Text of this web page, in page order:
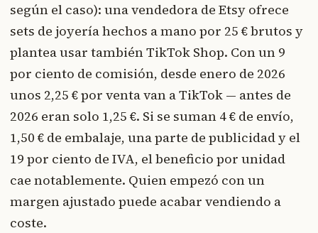
según el caso): una vendedora de Etsy ofrece
sets de joyería hechos a mano por 25 € brutos y
plantea usar también TikTok Shop. Con un 9
por ciento de comisión, desde enero de 2026
unos 2,25 € por venta van a TikTok — antes de
2026 eran solo 1,25 €. Si se suman 4 € de envío,
1,50 € de embalaje, una parte de publicidad y el
19 por ciento de IVA, el beneficio por unidad
cae notablemente. Quien empezó con un
margen ajustado puede acabar vendiendo a
coste.